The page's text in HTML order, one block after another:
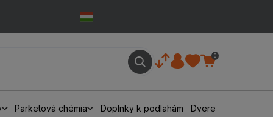
0
Parketová chémia Doplnky k podlahám Dvere